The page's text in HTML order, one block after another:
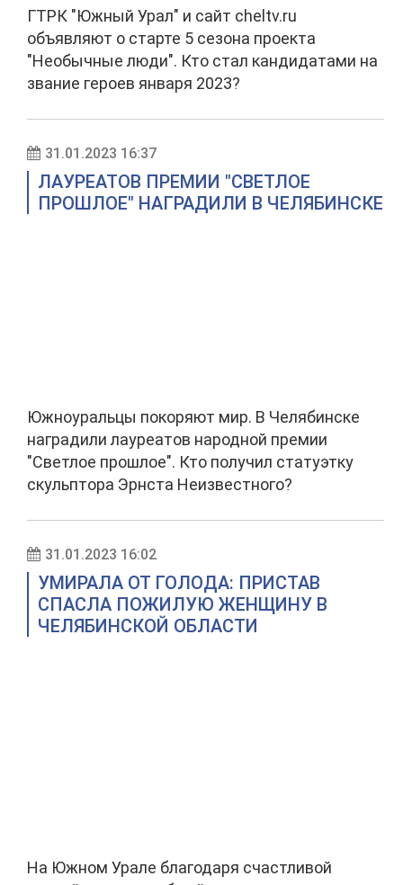
ГТРК "Южный Урал" и сайт cheltv.ru
объявляют о старте 5 сезона проекта
"Необычные люди". Кто стал кандидатами на
звание героев января 2023?
31.01.2023 16:37
ЛАУРЕАТОВ ПРЕМИИ "СВЕТЛОЕ
ПРОШЛОЕ" НАГРАДИЛИ В ЧЕЛЯБИНСКЕ
Южноуральцы покоряют мир. В Челябинске
наградили лауреатов народной премии
"Светлое прошлое". Кто получил статуэтку
скульптора Эрнста Неизвестного?
31.01.2023 16:02
УМИРАЛА ОТ ГОЛОДА: ПРИСТАВ
СПАСЛА ПОЖИЛУЮ ЖЕНЩИНУ В
ЧЕЛЯБИНСКОЙ ОБЛАСТИ
На Южном Урале благодаря счастливой